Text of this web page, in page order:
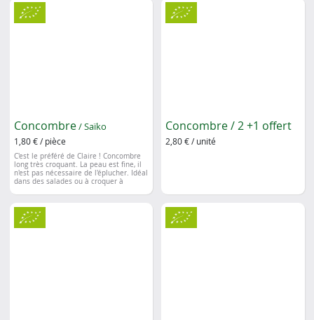
Concombre/ Saïko
1,80 € / pièce
C'est le préféré de Claire ! Concombre
long très croquant. La peau est fine, il
n'est pas nécessaire de l'éplucher. Idéal
dans des salades ou à croquer à
Concombre / 2 +1 offert
2,80 € / unité